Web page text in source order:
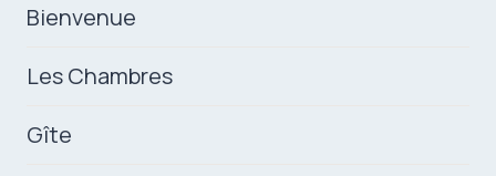
Bienvenue
Les Chambres
Gîte